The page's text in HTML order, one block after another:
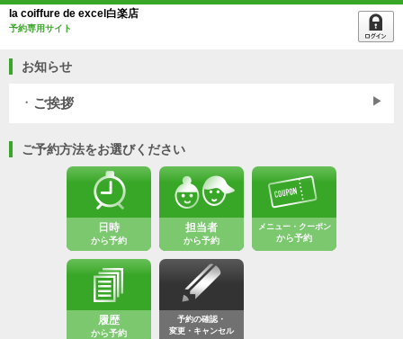
la coiffure de excel白楽店
予約専用サイト
お知らせ
ご挨拶
ご予約方法をお選びください
日時
から予約
担当者
から予約
メニュー・クーポン
から予約
履歴
から予約
予約の確認・
変更・キャンセル